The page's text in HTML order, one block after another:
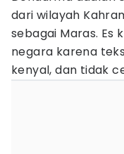
dari wilayah
sebagai Maras. Es
negara karena
kenyal, dan tidak